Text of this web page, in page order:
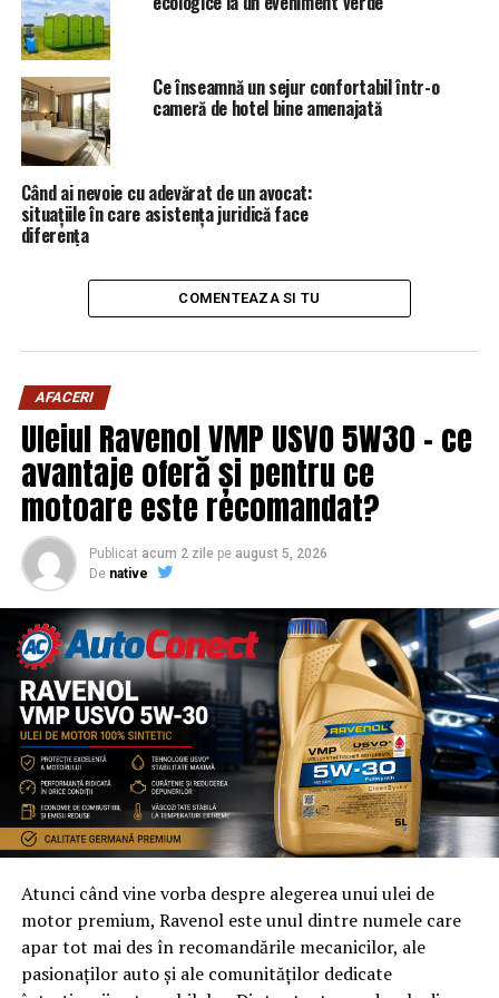
URMATORUL
Probleme uriașe pentru Kanal D! Se preconizează un
dezastru total pentru turci! Dezvăluiri șocante făcute de
Andronic după ce a revenit în România / Comisarul de
Prahova
NU RATATI
Iertați de datorii la stat. S-au trezit cu scrisorile în
cutiile poștale / Comisarul de Prahova – Comisarul de
Prahova
Ce înseamnă un sejur confortabil într-o
cameră de hotel bine amenajată
Când ai nevoie cu adevărat de un avocat:
situațiile în care asistența juridică face
diferența
COMENTEAZA SI TU
AFACERI
Uleiul Ravenol VMP USVO 5W30 – ce
avantaje oferă și pentru ce
motoare este recomandat?
Publicat acum 2 zile pe august 5, 2026
De native
Atunci când vine vorba despre alegerea unui ulei de
motor premium, Ravenol este unul dintre numele care
apar tot mai des în recomandările mecanicilor, ale
pasionaților auto și ale comunităților dedicate